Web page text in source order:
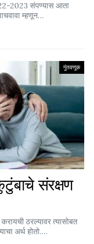
2023 संपण्यास आता
म्हणून…
गुंतवणूक
संरक्षण
ठरल्यावर त्यासोबत
अर्थ होतो.…